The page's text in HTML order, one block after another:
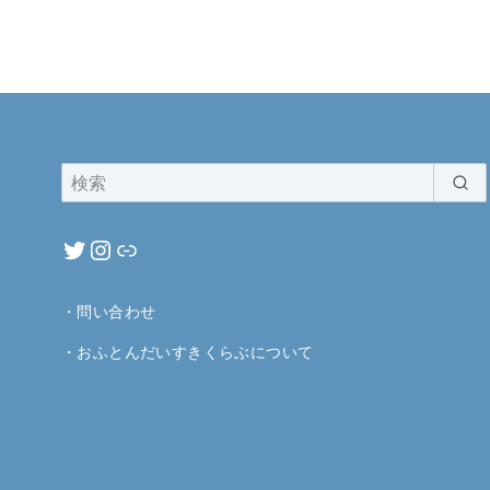
・ 問い合わせ
・ おふとんだいすきくらぶについて